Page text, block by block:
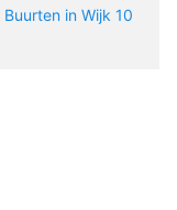
Buurten in Wijk 10